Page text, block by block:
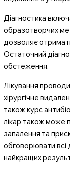
Діагностика
образотворчих
дозволяє
Остаточний
обстеження.
Лікування
хірургічне
також курс
лікар також може
запалення та
обговорювати всі
найкращих